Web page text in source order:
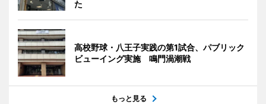
た
高校野球・八王子実践の第1試合、パブリック
ビューイング実施 鳴門渦潮戦
もっと見る